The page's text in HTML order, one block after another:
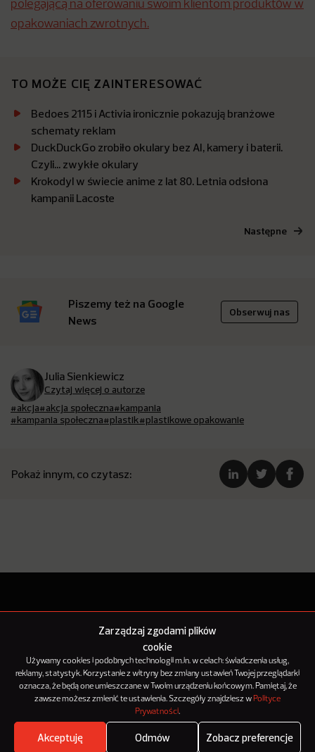
Zarządzaj zgodami plików
cookie
Używamy cookies i podobnych technologii m.in. w celach: świadczenia usług,
reklamy, statystyk. Korzystanie z witryny bez zmiany ustawień Twojej przeglądarki
oznacza, że będą one umieszczane w Twoim urządzeniu końcowym. Pamiętaj, że
zawsze możesz zmienić te ustawienia. Szczegóły znajdziesz w Polityce
Prywatności.
Akceptuję Odmów Zobacz preferencje
polegającą na oferowaniu swoim klientom produktów w
opakowaniach zwrotnych.
TO MOŻE CIĘ ZAINTERESOWAĆ
Bedoes 2115 i Activia ironicznie pokazują branżowe
schematy reklam
DuckDuckGo zrobiło okulary bez AI, kamery i baterii.
Czyli… zwykłe okulary
Krokodyl w świecie anime z lat 80. Letnia odsłona
kampanii Lacoste
Następne
Piszemy też na Google
News
Obserwuj nas
Julia Sienkiewicz
Czytaj więcej o autorze
#akcja#akcja społeczna#kampania
#kampania społeczna#plastik#plastikowe opakowanie
Pokaż innym, co czytasz:
Where's the beef?
O NowymMarketingu
Reklama